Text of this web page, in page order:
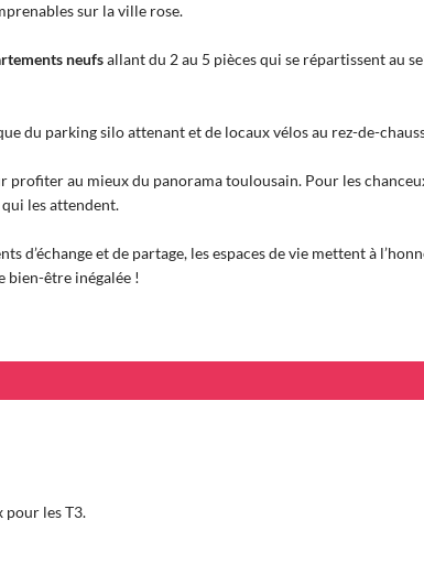
sur la ville rose.
neufsallant du 2 au 5 pièces qui se répartissent au
du parking silo attenant et de locaux vélos au rez-de-
au mieux du panorama toulousain. Pour les
les attendent.
d’échange et de partage, les espaces de vie mettent à
bien-être inégalée !
pour les T3.